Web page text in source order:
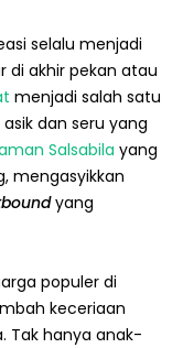
selalu menjadi
di akhir pekan atau
menjadi salah satu
dan seru yang
Salsabila yang
mengasyikkan
yang
populer di
keceriaan
Tak hanya anak-